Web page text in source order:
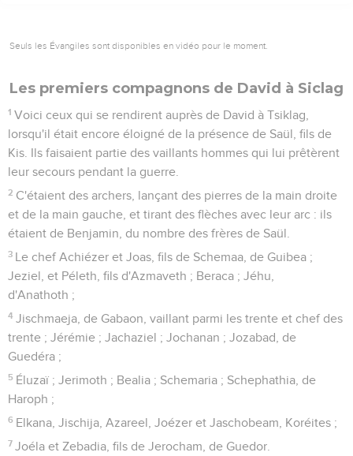
Seuls les Évangiles sont disponibles en vidéo pour le moment.
Les premiers compagnons de David à Siclag
1 Voici ceux qui se rendirent auprès de David à Tsiklag,
lorsqu'il était encore éloigné de la présence de Saül, fils de
Kis. Ils faisaient partie des vaillants hommes qui lui prêtèrent
leur secours pendant la guerre.
2 C'étaient des archers, lançant des pierres de la main droite
et de la main gauche, et tirant des flèches avec leur arc : ils
étaient de Benjamin, du nombre des frères de Saül.
3 Le chef Achiézer et Joas, fils de Schemaa, de Guibea ;
Jeziel, et Péleth, fils d'Azmaveth ; Beraca ; Jéhu,
d'Anathoth ;
4 Jischmaeja, de Gabaon, vaillant parmi les trente et chef des
trente ; Jérémie ; Jachaziel ; Jochanan ; Jozabad, de
Guedéra ;
5 Éluzaï ; Jerimoth ; Bealia ; Schemaria ; Schephathia, de
Haroph ;
6 Elkana, Jischija, Azareel, Joézer et Jaschobeam, Koréites ;
7 Joéla et Zebadia, fils de Jerocham, de Guedor.